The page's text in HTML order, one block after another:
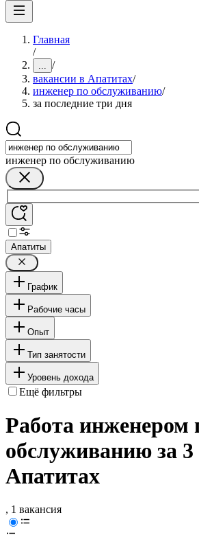
Главная
/
... /
вакансии в Апатитах/
инженер по обслуживанию/
за последние три дня
инженер по обслуживанию
Апатиты
График
Рабочие часы
Опыт
Тип занятости
Уровень дохода
Ещё фильтры
Работа инженером
обслуживанию за 3
Апатитах
, 1 вакансия